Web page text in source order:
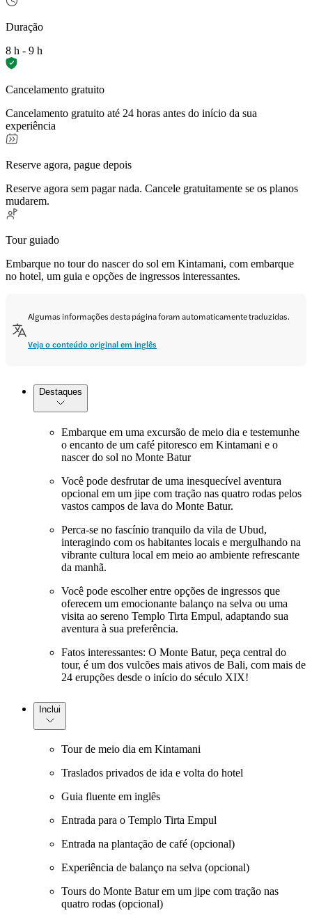
Duração
8 h - 9 h
Cancelamento gratuito
Cancelamento gratuito até 24 horas antes do início da sua
experiência
Reserve agora, pague depois
Reserve agora sem pagar nada. Cancele gratuitamente se os planos
mudarem.
Tour guiado
Embarque no tour do nascer do sol em Kintamani, com embarque
no hotel, um guia e opções de ingressos interessantes.
Algumas informações desta página foram automaticamente traduzidas.
Veja o conteúdo original em inglês
Destaques
Embarque em uma excursão de meio dia e testemunhe
o encanto de um café pitoresco em Kintamani e o
nascer do sol no Monte Batur
Você pode desfrutar de uma inesquecível aventura
opcional em um jipe com tração nas quatro rodas pelos
vastos campos de lava do Monte Batur.
Perca-se no fascínio tranquilo da vila de Ubud,
interagindo com os habitantes locais e mergulhando na
vibrante cultura local em meio ao ambiente refrescante
da manhã.
Você pode escolher entre opções de ingressos que
oferecem um emocionante balanço na selva ou uma
visita ao sereno Templo Tirta Empul, adaptando sua
aventura à sua preferência.
Fatos interessantes: O Monte Batur, peça central do
tour, é um dos vulcões mais ativos de Bali, com mais de
24 erupções desde o início do século XIX!
Inclui
Tour de meio dia em Kintamani
Traslados privados de ida e volta do hotel
Guia fluente em inglês
Entrada para o Templo Tirta Empul
Entrada na plantação de café (opcional)
Experiência de balanço na selva (opcional)
Tours do Monte Batur em um jipe com tração nas
quatro rodas (opcional)